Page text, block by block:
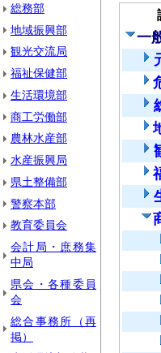
総務部
地域振興部
観光交流局
福祉保健部
生活環境部
商工労働部
農林水産部
水産振興局
県土整備部
警察本部
教育委員会
会計局・庶務集
中局
県会・各種委員
会
総合事務所（再
掲）
一